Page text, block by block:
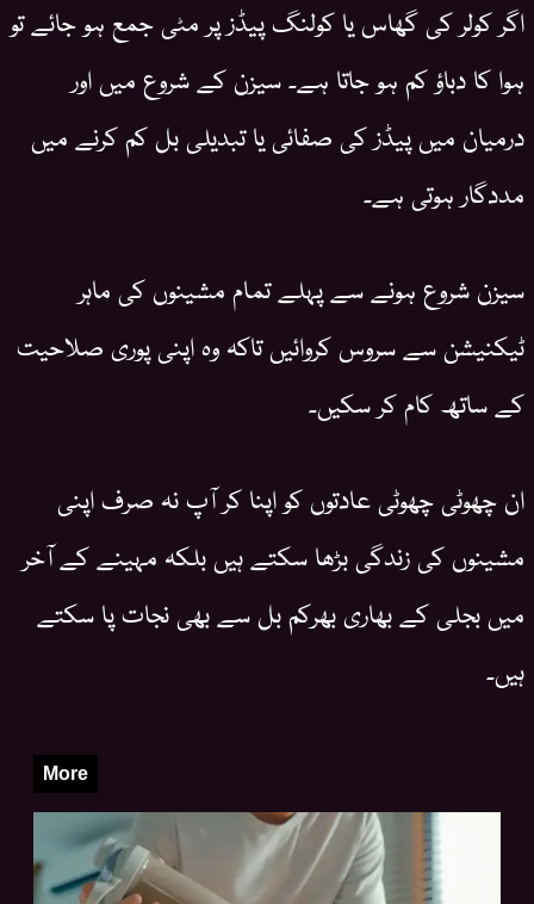
اگر کولر کی گھاس یا کولنگ پیڈز پر مٹی جمع ہو جائے تو
ہوا کا دباؤ کم ہو جاتا ہے۔ سیزن کے شروع میں اور
درمیان میں پیڈز کی صفائی یا تبدیلی بل کم کرنے میں
مددگار ہوتی ہے۔
سیزن شروع ہونے سے پہلے تمام مشینوں کی ماہر
ٹیکنیشن سے سروس کروائیں تاکہ وہ اپنی پوری صلاحیت
کے ساتھ کام کر سکیں۔
ان چھوٹی چھوٹی عادتوں کو اپنا کر آپ نہ صرف اپنی
مشینوں کی زندگی بڑھا سکتے ہیں بلکہ مہینے کے آخر
میں بجلی کے بھاری بھرکم بل سے بھی نجات پا سکتے
ہیں۔
More